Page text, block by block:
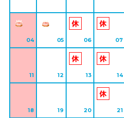
04 05 06 07
11 12 13 14
18 19 20 21